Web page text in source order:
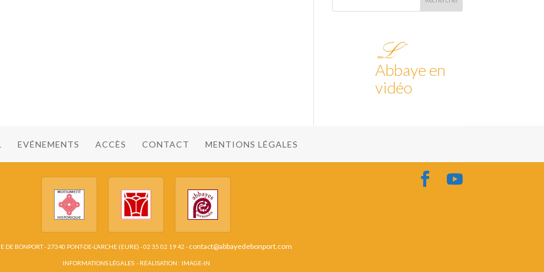
L’
Abbaye en
vidéo
EVÉNEMENTS ACCÈS CONTACT MENTIONS LÉGALES
DE BONPORT - 27340 PONT-DE-L’ARCHE (EURE) - 02 35 02 19 42 - contact@abbayedebonport.com
INFORMATIONS LÉGALES- RÉALISATION : IMAGE-IN